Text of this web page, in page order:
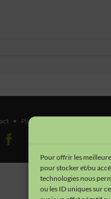
Pour offrir les
pour stocker et/ou
technologies nous
ou les ID uniques sur
• Plan du site